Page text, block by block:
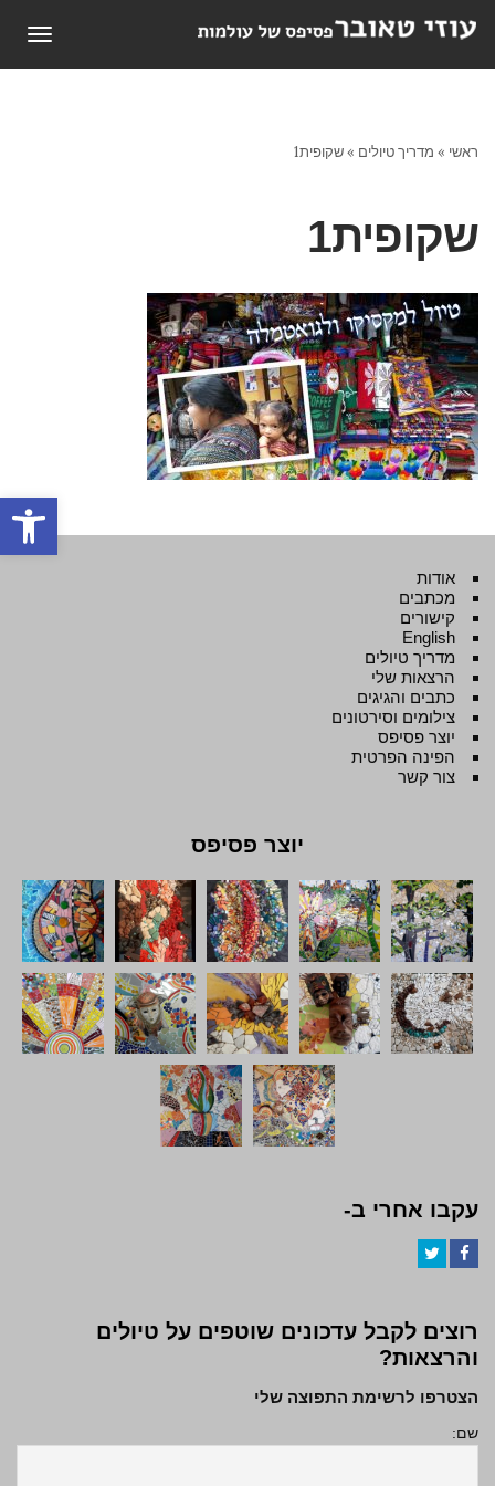
פתח
ראשי » מדריך טיולים »שקופית1
שקופית1
אודות
מכתבים
קישורים
English
מדריך טיולים
הרצאות שלי
כתבים והגיגים
צילומים וסירטונים
יוצר פסיפס
הפינה הפרטית
צור קשר
יוצר פסיפס
עקבו אחרי ב-
רוצים לקבל עדכונים שוטפים על טיולים
והרצאות?
הצטרפו לרשימת התפוצה שלי
שם: